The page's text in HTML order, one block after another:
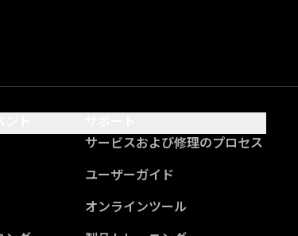
サービスおよび修理のプロセス
ユーザーガイド
オンラインツール